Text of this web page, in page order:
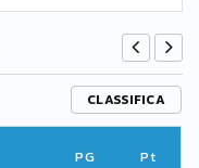
CLASSIFICA
PG Pt